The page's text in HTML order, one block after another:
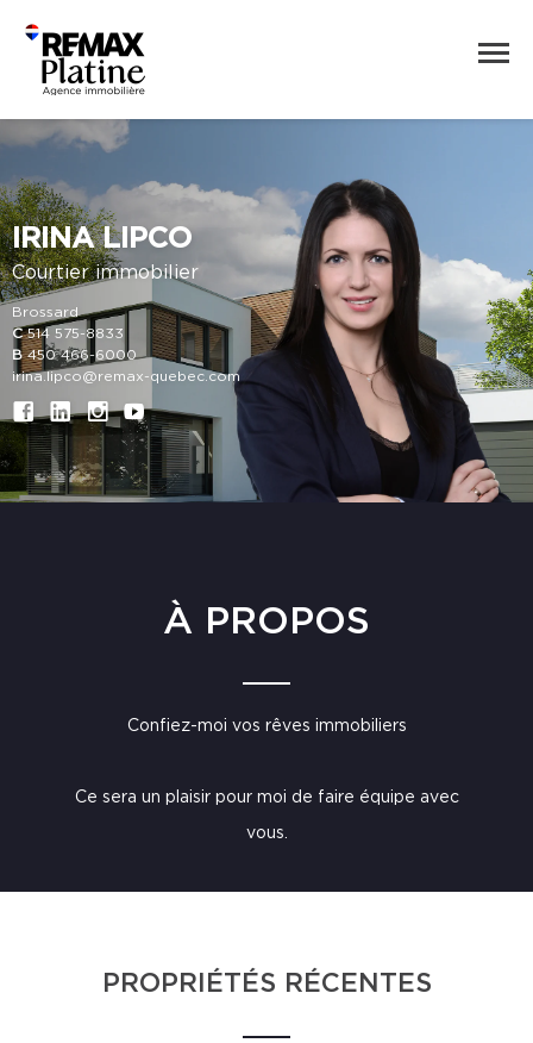
IRINA LIPCO
Courtier immobilier
Brossard
C 514 575-8833
B 450 466-6000
irina.lipco@remax-quebec.com
À PROPOS
Confiez-moi vos rêves immobiliers
Ce sera un plaisir pour moi de faire équipe avec
vous.
PROPRIÉTÉS RÉCENTES